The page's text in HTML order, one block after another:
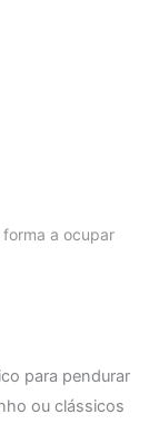
a ocupar
para pendurar
ou clássicos